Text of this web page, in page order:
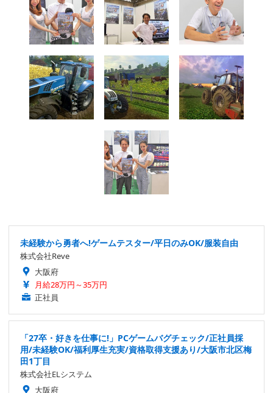
未経験から勇者へ!ゲームテスター/平日のみOK/服装自由
株式会社Reve
大阪府
月給28万円～35万円
正社員
「27卒・好きを仕事に!」PCゲームバグチェック/正社員採
用/未経験OK/福利厚生充実/資格取得支援あり/大阪市北区梅
田1丁目
株式会社ELシステム
大阪府